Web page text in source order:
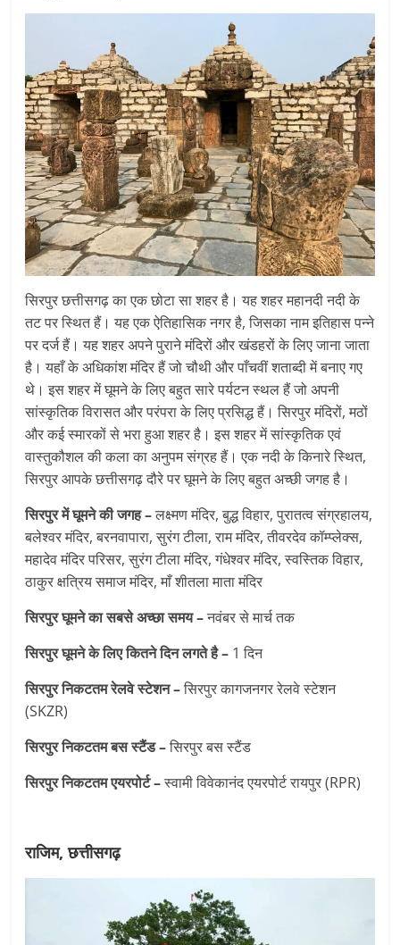
सिरपुर छत्तीसगढ़ का एक छोटा सा शहर है। यह शहर महानदी नदी के
तट पर स्थित हैं। यह एक ऐतिहासिक नगर है, जिसका नाम इतिहास पन्ने
पर दर्ज हैं। यह शहर अपने पुराने मंदिरों और खंडहरों के लिए जाना जाता
है। यहाँ के अधिकांश मंदिर हैं जो चौथी और पाँचवीं शताब्दी में बनाए गए
थे। इस शहर में घूमने के लिए बहुत सारे पर्यटन स्थल हैं जो अपनी
सांस्कृतिक विरासत और परंपरा के लिए प्रसिद्ध हैं। सिरपुर मंदिरों, मठों
और कई स्मारकों से भरा हुआ शहर है। इस शहर में सांस्कृतिक एवं
वास्तुकौशल की कला का अनुपम संग्रह हैं। एक नदी के किनारे स्थित,
सिरपुर आपके छत्तीसगढ़ दौरे पर घूमने के लिए बहुत अच्छी जगह है।
सिरपुर में घूमने की जगह –लक्ष्मण मंदिर, बुद्ध विहार, पुरातत्व संग्रहालय,
बलेश्वर मंदिर, बरनवापारा, सुरंग टीला, राम मंदिर, तीवरदेव कॉम्प्लेक्स,
महादेव मंदिर परिसर, सुरंग टीला मंदिर, गंधेश्वर मंदिर, स्वस्तिक विहार,
ठाकुर क्षत्रिय समाज मंदिर, माँ शीतला माता मंदिर
सिरपुर घूमने का सबसे अच्छा समय –नवंबर से मार्च तक
सिरपुर घूमने के लिए कितने दिन लगते है – 1 दिन
सिरपुर निकटतम रेलवे स्टेशन –सिरपुर कागजनगर रेलवे स्टेशन
(SKZR)
सिरपुर निकटतम बस स्टैंड –सिरपुर बस स्टैंड
सिरपुर निकटतम एयरपोर्ट –स्वामी विवेकानंद एयरपोर्ट रायपुर (RPR)
राजिम, छत्तीसगढ़